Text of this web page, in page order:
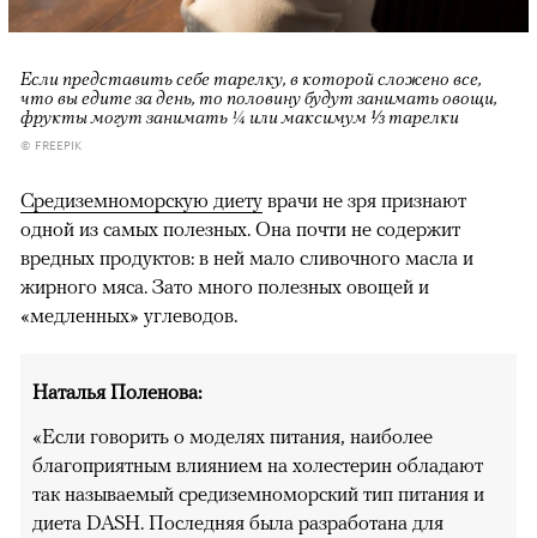
Если представить себе тарелку, в которой сложено все,
что вы едите за день, то половину будут занимать овощи,
фрукты могут занимать ¼ или максимум ⅓ тарелки
© FREEPIK
Средиземноморскую диету врачи не зря признают
одной из самых полезных. Она почти не содержит
вредных продуктов: в ней мало сливочного масла и
жирного мяса. Зато много полезных овощей и
«медленных» углеводов.
Наталья Поленова:
«Если говорить о моделях питания, наиболее
благоприятным влиянием на холестерин обладают
так называемый средиземноморский тип питания и
диета DASH. Последняя была разработана для